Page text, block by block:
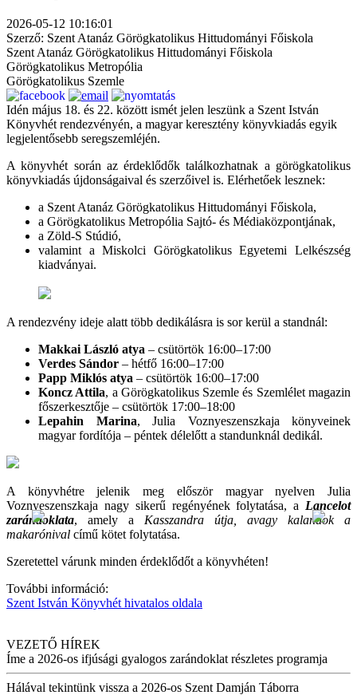
2026-05-12 10:16:01
Szerző: Szent Atanáz Görögkatolikus Hittudományi Főiskola
Szent Atanáz Görögkatolikus Hittudományi Főiskola
Görögkatolikus Metropólia
Görögkatolikus Szemle
Idén május 18. és 22. között ismét jelen leszünk a Szent István
Könyvhét rendezvényén, a magyar keresztény könyvkiadás egyik
legjelentősebb seregszemléjén.
A könyvhét során az érdeklődők találkozhatnak a görögkatolikus
könyvkiadás újdonságaival és szerzőivel is. Elérhetőek lesznek:
a Szent Atanáz Görögkatolikus Hittudományi Főiskola,
a Görögkatolikus Metropólia Sajtó- és Médiaközpontjának,
a Zöld-S Stúdió,
valamint a Miskolci Görögkatolikus Egyetemi Lelkészség
kiadványai.
A rendezvény ideje alatt több dedikálásra is sor kerül a standnál:
Makkai László atya – csütörtök 16:00–17:00
Verdes Sándor – hétfő 16:00–17:00
Papp Miklós atya – csütörtök 16:00–17:00
Koncz Attila, a Görögkatolikus Szemle és Szemlélet magazin
főszerkesztője – csütörtök 17:00–18:00
Lepahin Marina, Julia Voznyeszenszkaja könyveinek
magyar fordítója – péntek délelőtt a standunknál dedikál.
A könyvhétre jelenik meg először magyar nyelven Julia
Voznyeszenszkaja nagy sikerű regényének folytatása, a Lancelot
zarándoklata, amely a Kasszandra útja, avagy kalandok a
makarónival című kötet folytatása.
Szeretettel várunk minden érdeklődőt a könyvhéten!
További információ:
Szent István Könyvhét hivatalos oldala
VEZETŐ HÍREK
Íme a 2026-os ifjúsági gyalogos zarándoklat részletes programja
Hálával tekintünk vissza a 2026-os Szent Damján Táborra